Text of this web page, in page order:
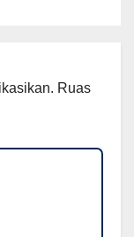
Ruas